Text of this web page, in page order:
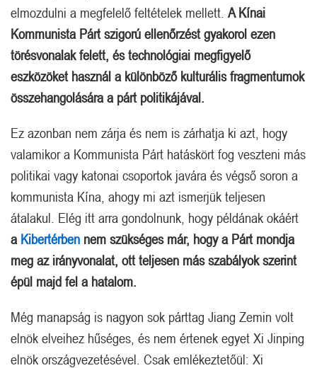
elmozdulni a megfelelő feltételek mellett. A Kínai
Kommunista Párt szigorú ellenőrzést gyakorol ezen
törésvonalak felett, és technológiai megfigyelő
eszközöket használ a különböző kulturális fragmentumok
összehangolására a párt politikájával.
Ez azonban nem zárja és nem is zárhatja ki azt, hogy
valamikor a Kommunista Párt hatáskört fog veszteni más
politikai vagy katonai csoportok javára és végső soron a
kommunista Kína, ahogy mi azt ismerjük teljesen
átalakul. Elég itt arra gondolnunk, hogy példának okáért
a Kibertérben nem szükséges már, hogy a Párt mondja
meg az irányvonalat, ott teljesen más szabályok szerint
épül majd fel a hatalom.
Még manapság is nagyon sok párttag Jiang Zemin volt
elnök elveihez hűséges, és nem értenek egyet Xi Jinping
elnök országvezetésével. Csak emlékeztetőül: Xi